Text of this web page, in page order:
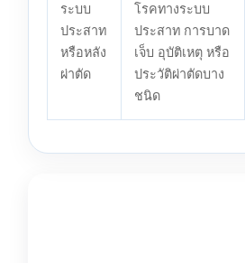
ระบบ
ประสาท
หรือหลัง
ผ่าตัด
โรคทางระบบ
ประสาท การบาด
เจ็บ อุบัติเหตุ หรือ
ประวัติผ่าตัดบาง
ชนิด